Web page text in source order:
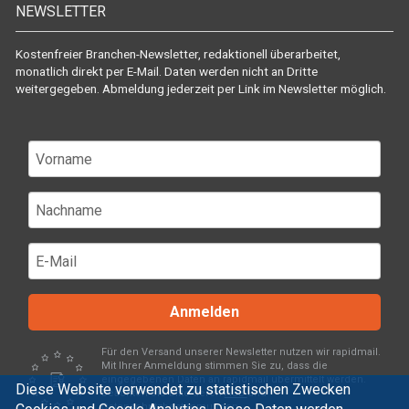
Diese Website verwendet zu statistischen Zwecken
NEWSLETTER
Kostenfreier Branchen-Newsletter, redaktionell überarbeitet,
monatlich direkt per E-Mail. Daten werden nicht an Dritte
weitergegeben. Abmeldung jederzeit per Link im Newsletter möglich.
Anmelden
Für den Versand unserer Newsletter nutzen wir rapidmail.
Mit Ihrer Anmeldung stimmen Sie zu, dass die
eingegebenen Daten an rapidmail übermittelt werden.
Beachten Sie bitte derenAGBund